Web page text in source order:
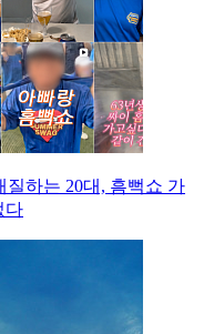
질하는 20대, 흠뻑쇼 가
다